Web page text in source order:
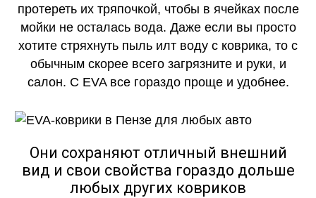
протереть их тряпочкой, чтобы в ячейках после
мойки не осталась вода. Даже если вы просто
хотите стряхнуть пыль илт воду с коврика, то с
обычным скорее всего загрязните и руки, и
салон. С EVA все гораздо проще и удобнее.
Они сохраняют отличный внешний
вид и свои свойства гораздо дольше
любых других ковриков